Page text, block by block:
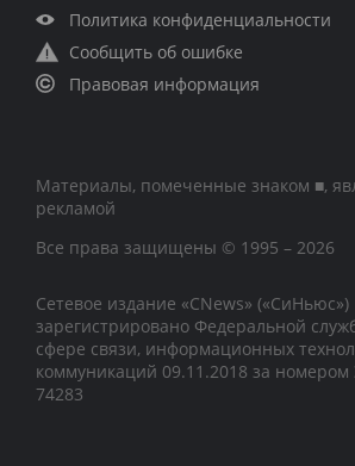
Политика конфиденциальности
Сообщить об ошибке
Правовая информация
Материалы, помеченные знаком ■,
рекламой
Все права защищены © 1995 – 2026
Сетевое издание «CNews» («СиНьюс»)
зарегистрировано Федеральной
сфере связи, информационных
коммуникаций 09.11.2018 за
74283